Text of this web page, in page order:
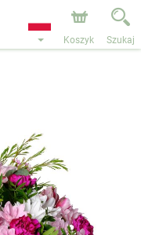
naszego
termin dostawy
urlopu.
Koszyk Szukaj